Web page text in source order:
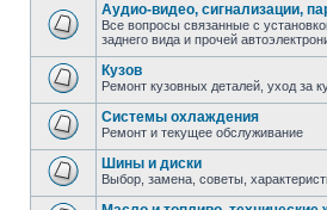
Аудио-видео, сигнализации,
Все вопросы связанные с
заднего вида и прочей
Кузов
Ремонт кузовных деталей, уход за
Системы охлаждения
Ремонт и текущее обслуживание
Шины и диски
Выбор, замена, советы,